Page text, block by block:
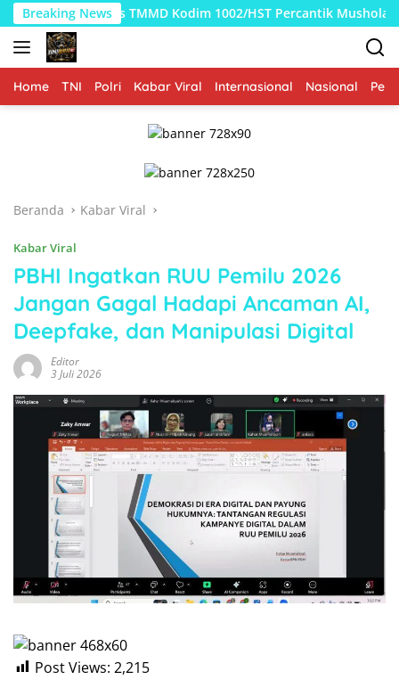
Langsung
ke
konten
Breaking News
TMMD Kodim 1002/HST Percantik Mushola Desa Awang
Home TNI Polri Kabar Viral Internasional Nasional
Beranda Kabar Viral
Kabar Viral
PBHI Ingatkan RUU Pemilu 2026
Jangan Gagal Hadapi Ancaman AI,
Deepfake, dan Manipulasi Digital
Editor
3 Juli 2026
Post Views: 2,215